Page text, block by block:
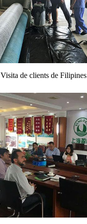
Visita de clients de Filipines